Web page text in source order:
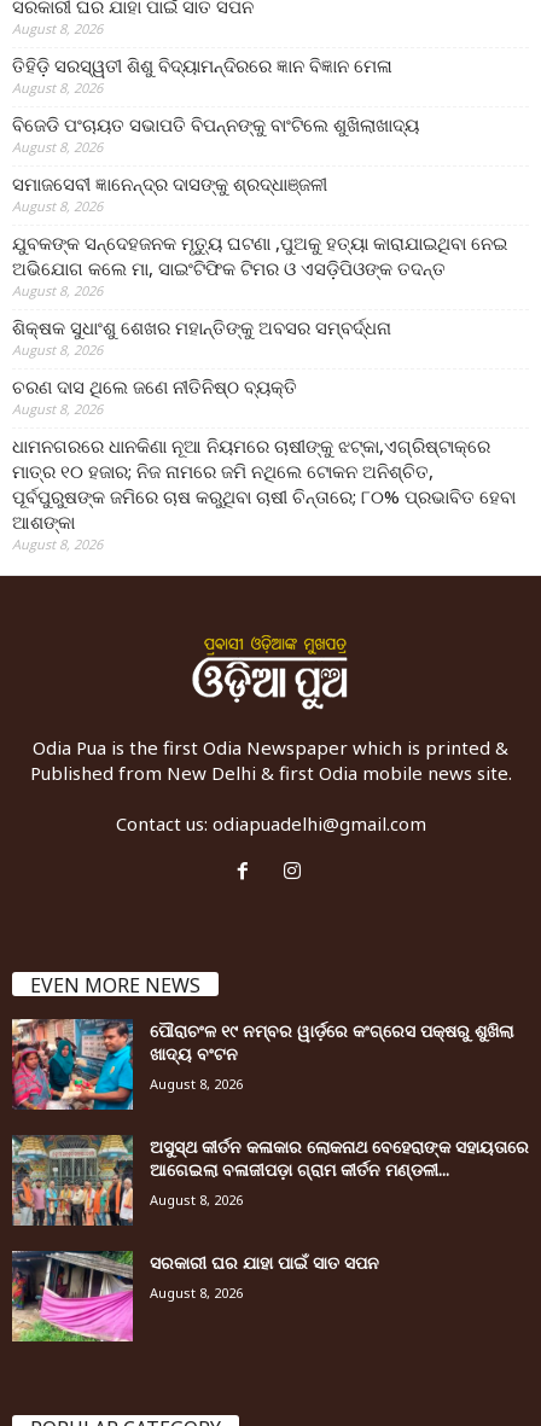
ସରକାରୀ ଘର ଯାହା ପାଇଁ ସାତ ସପନ
August 8, 2026
ତିହିଡି଼ ସରସ୍ୱତୀ ଶିଶୁ ବିଦ୍ୟାମନ୍ଦିରରେ ଜ୍ଞାନ ବିଜ୍ଞାନ ମେଳା
August 8, 2026
ବିଜେଡି ପଂଚାୟତ ସଭାପତି ବିପନ୍ନଙ୍କୁ ବାଂଟିଲେ ଶୁଖିଲାଖାଦ୍ୟ
August 8, 2026
ସମାଜସେବୀ ଜ୍ଞାନେନ୍ଦ୍ର ଦାସଙ୍କୁ ଶ୍ରଦ୍ଧାଞ୍ଜଳୀ
August 8, 2026
ଯୁବକଙ୍କ ସନ୍ଦେହଜନକ ମୃତ୍ୟୁ ଘଟଣା ,ପୁଅକୁ ହତ୍ୟା କାରାଯାଇଥିବା ନେଇ
ଅଭିଯୋଗ କଲେ ମା, ସାଇଂଟିଫିକ ଟିମର ଓ ଏସଡ଼ିପିଓଙ୍କ ତଦନ୍ତ
August 8, 2026
ଶିକ୍ଷକ ସୁଧାଂଶୁ ଶେଖର ମହାନ୍ତିଙ୍କୁ ଅବସର ସମ୍ବର୍ଦ୍ଧନା
August 8, 2026
ଚରଣ ଦାସ ଥିଲେ ଜଣେ ନୀତିନିଷ୍ଠ ବ୍ୟକ୍ତି
August 8, 2026
ଧାମନଗରରେ ଧାନକିଣା ନୂଆ ନିୟମରେ ଚାଷୀଙ୍କୁ ଝଟ୍‌କା,ଏଗ୍ରିଷ୍ଟାକ୍‌ରେ
ମାତ୍ର ୧୦ ହଜାର; ନିଜ ନାମରେ ଜମି ନଥିଲେ ଟୋକନ ଅନିଶ୍ଚିତ,
ପୂର୍ବପୁରୁଷଙ୍କ ଜମିରେ ଚାଷ କରୁଥିବା ଚାଷୀ ଚିନ୍ତାରେ; ୮୦% ପ୍ରଭାବିତ ହେବା
ଆଶଙ୍କା
August 8, 2026
Odia Pua is the first Odia Newspaper which is printed &
Published from New Delhi & first Odia mobile news site.
Contact us: odiapuadelhi@gmail.com
EVEN MORE NEWS
ପୌରାଚଂଳ ୧୯ ନମ୍ବର ୱାର୍ଡ଼ରେ କଂଗ୍ରେସ ପକ୍ଷରୁ ଶୁଖିଲା
ଖାଦ୍ୟ ବଂଟନ
August 8, 2026
ଅସୁସ୍ଥ କୀର୍ତନ କଳାକାର ଲୋକନାଥ ବେହେରାଙ୍କ ସହାୟତାରେ
ଆଗେଇଲା ବଳାଜୀପଡ଼ା ଗ୍ରାମ କୀର୍ତନ ମଣ୍ଡଳୀ...
August 8, 2026
ସରକାରୀ ଘର ଯାହା ପାଇଁ ସାତ ସପନ
August 8, 2026